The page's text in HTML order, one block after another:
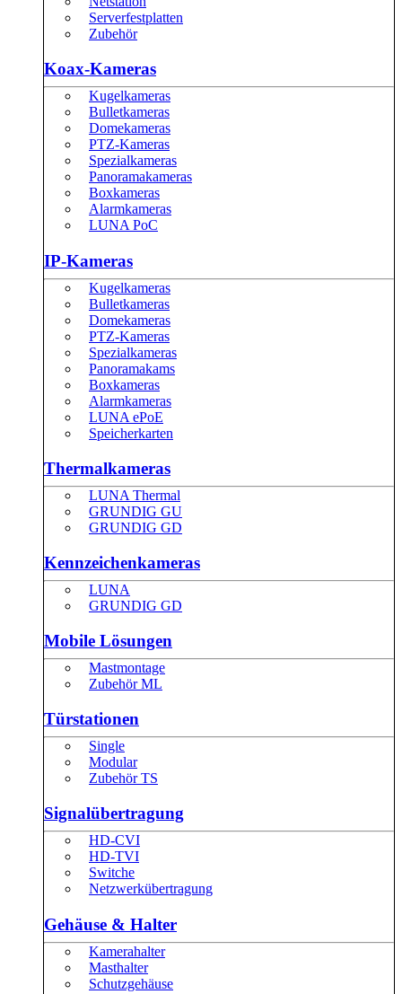
Serverfestplatten
Zubehör
Koax-Kameras
Kugelkameras
Bulletkameras
Domekameras
PTZ-Kameras
Spezialkameras
Panoramakameras
Boxkameras
Alarmkameras
LUNA PoC
IP-Kameras
Kugelkameras
Bulletkameras
Domekameras
PTZ-Kameras
Spezialkameras
Panoramakams
Boxkameras
Alarmkameras
LUNA ePoE
Speicherkarten
Thermalkameras
LUNA Thermal
GRUNDIG GU
GRUNDIG GD
Kennzeichenkameras
LUNA
GRUNDIG GD
Mobile Lösungen
Mastmontage
Zubehör ML
Türstationen
Single
Modular
Zubehör TS
Signalübertragung
HD-CVI
HD-TVI
Switche
Netzwerkübertragung
Gehäuse & Halter
Kamerahalter
Masthalter
Schutzgehäuse